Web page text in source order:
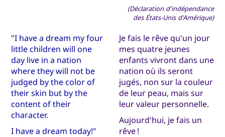
(Déclaration d'indépendance
des États-Unis d'Amérique)
"I have a dream my four
little children will one
day live in a nation
where they will not be
judged by the color of
their skin but by the
content of their
character.
I have a dream today!"
Je fais le rêve qu'un jour
mes quatre jeunes
enfants vivront dans une
nation où ils seront
jugés, non sur la couleur
de leur peau, mais sur
leur valeur personnelle.
Aujourd'hui, je fais un
rêve !